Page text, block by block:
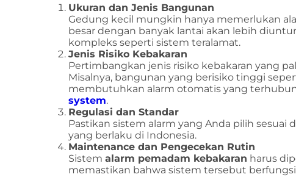
Ukuran dan Jenis Bangunan
Gedung kecil mungkin hanya memerlukan
besar dengan banyak lantai akan lebih
kompleks seperti sistem teralamat.
Jenis Risiko Kebakaran
Pertimbangkan jenis risiko kebakaran yang
Misalnya, bangunan yang berisiko tinggi
membutuhkan alarm otomatis yang
system.
Regulasi dan Standar
Pastikan sistem alarm yang Anda pilih sesuai
yang berlaku di Indonesia.
Maintenance dan Pengecekan Rutin
Sistem alarm pemadam kebakaran harus
memastikan bahwa sistem tersebut